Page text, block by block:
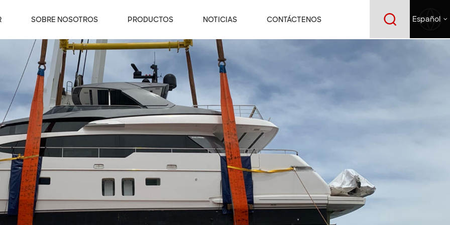
Español
SOBRE NOSOTROS PRODUCTOS NOTICIAS CONTÁCTENOS